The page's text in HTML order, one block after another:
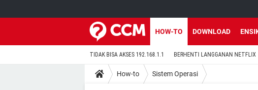
HOW-TO DOWNLOAD
TIDAK BISA AKSES 192.168.1.1 BERHENTI LANGGANAN NETFLIX
How-to Sistem Operasi